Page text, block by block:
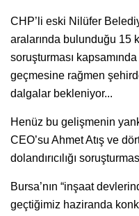
CHP’li eski Nilüfer
aralarında bulunduğu 15
soruşturması
geçmesine rağmen
dalgalar bekleniyor...
Henüz bu gelişmenin
CEO’su Ahmet Atış ve
dolandırıcılığı
Bursa’nın “inşaat
geçtiğimiz haziranda